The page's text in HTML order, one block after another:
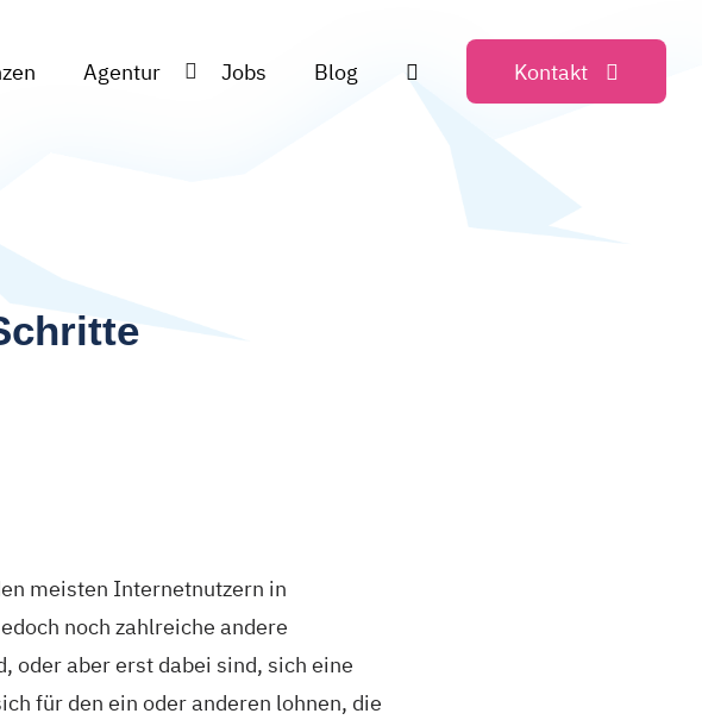
Agentur Jobs Blog Kontakt
meisten Internetnutzern in
noch zahlreiche andere
oder aber erst dabei sind, sich eine
für den ein oder anderen lohnen, die